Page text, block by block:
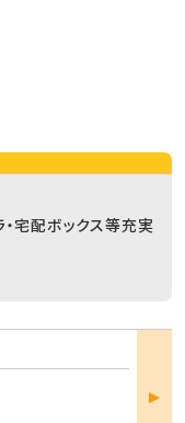
宅配ボックス等充実
部屋
詳細